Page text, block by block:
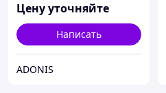
Цену уточняйте
Написать
ADONIS